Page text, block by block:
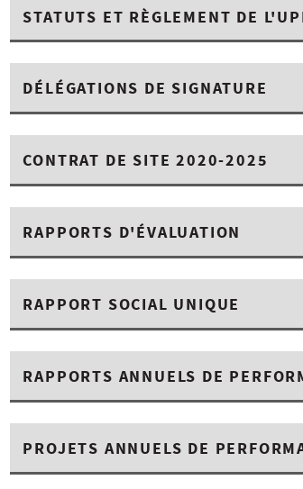
STATUTS ET RÈGLEMENT DE
DÉLÉGATIONS DE SIGNATURE
CONTRAT DE SITE 2020-2025
RAPPORTS D'ÉVALUATION
RAPPORT SOCIAL UNIQUE
RAPPORTS ANNUELS DE
PROJETS ANNUELS DE